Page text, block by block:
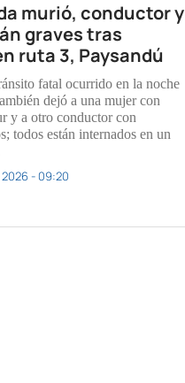
murió, conductor y
graves tras
ruta 3, Paysandú
fatal ocurrido en la noche
dejó a una mujer con
y a otro conductor con
todos están internados en un
2026 - 09:20